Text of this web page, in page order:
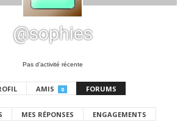
@sophies
Pas d’activité récente
AMIS 0 FORUMS
MES RÉPONSES ENGAGEMENTS